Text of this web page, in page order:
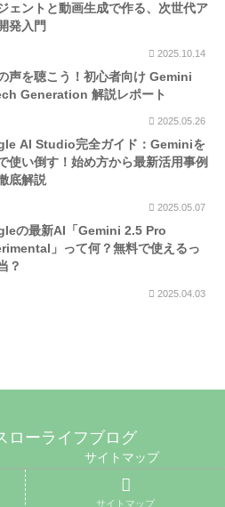
ェントと動画生成で作る、次世代ア
発入門
2025.10.14
声を聴こう！初心者向け Gemini
Generation 解説レポート
2025.05.26
AI Studio完全ガイド：Geminiを
使い倒す！始め方から最新活用事例
底解説
2025.05.07
の最新AI「Gemini 2.5 Pro
」って何？無料で使えるっ
？
2025.04.03
サイトマップ
スローライフブログ.
サイトマップ